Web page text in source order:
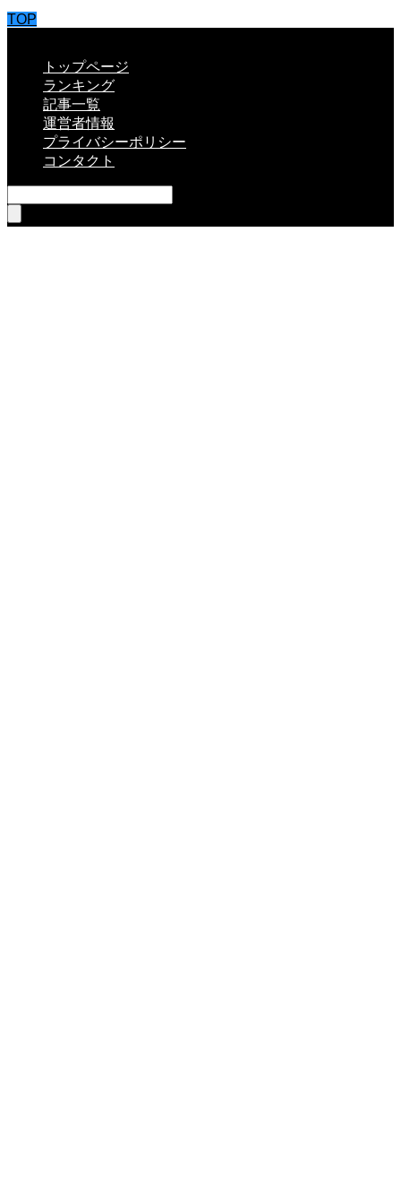
TOP
トップページ
ランキング
記事一覧
運営者情報
プライバシーポリシー
コンタクト